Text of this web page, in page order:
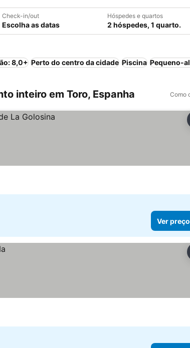
Check-in/out
Escolha as datas
Hóspedes e quartos
2 hóspedes, 1 quarto.
8,0+ Perto do centro da cidade Piscina Pequeno-
inteiro em Toro, Espanha Como
Ver